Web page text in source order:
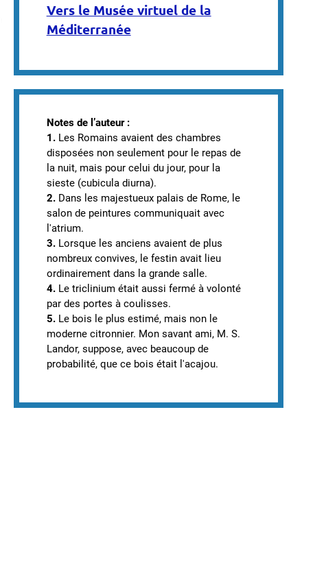
Vers le Musée virtuel de la
Méditerranée
Notes de l’auteur :
1.Les Romains avaient des chambres
disposées non seulement pour le repas de
la nuit, mais pour celui du jour, pour la
sieste (cubicula diurna).
2.Dans les majestueux palais de Rome, le
salon de peintures communiquait avec
l'atrium.
3. Lorsque les anciens avaient de plus
nombreux convives, le festin avait lieu
ordinairement dans la grande salle.
4.Le triclinium était aussi fermé à volonté
par des portes à coulisses.
5.Le bois le plus estimé, mais non le
moderne citronnier. Mon savant ami, M. S.
Landor, suppose, avec beaucoup de
probabilité, que ce bois était l'acajou.